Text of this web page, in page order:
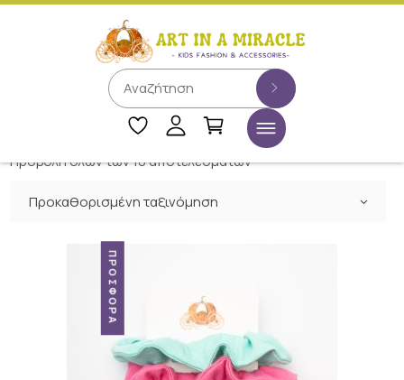
Προβολή όλων των 10 αποτελεσμάτων
Προκαθορισμένη ταξινόμηση
ΠΡΟΣΦΟΡΆ